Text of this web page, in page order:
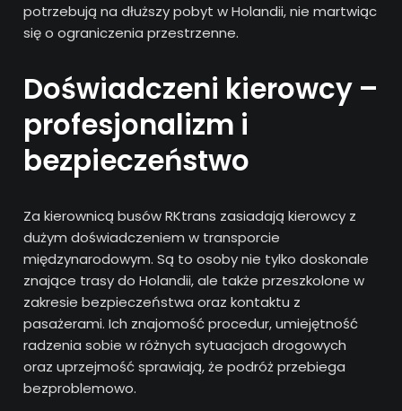
potrzebują na dłuższy pobyt w Holandii, nie martwiąc
się o ograniczenia przestrzenne.
Doświadczeni kierowcy –
profesjonalizm i
bezpieczeństwo
Za kierownicą busów RKtrans zasiadają kierowcy z
dużym doświadczeniem w transporcie
międzynarodowym. Są to osoby nie tylko doskonale
znające trasy do Holandii, ale także przeszkolone w
zakresie bezpieczeństwa oraz kontaktu z
pasażerami. Ich znajomość procedur, umiejętność
radzenia sobie w różnych sytuacjach drogowych
oraz uprzejmość sprawiają, że podróż przebiega
bezproblemowo.